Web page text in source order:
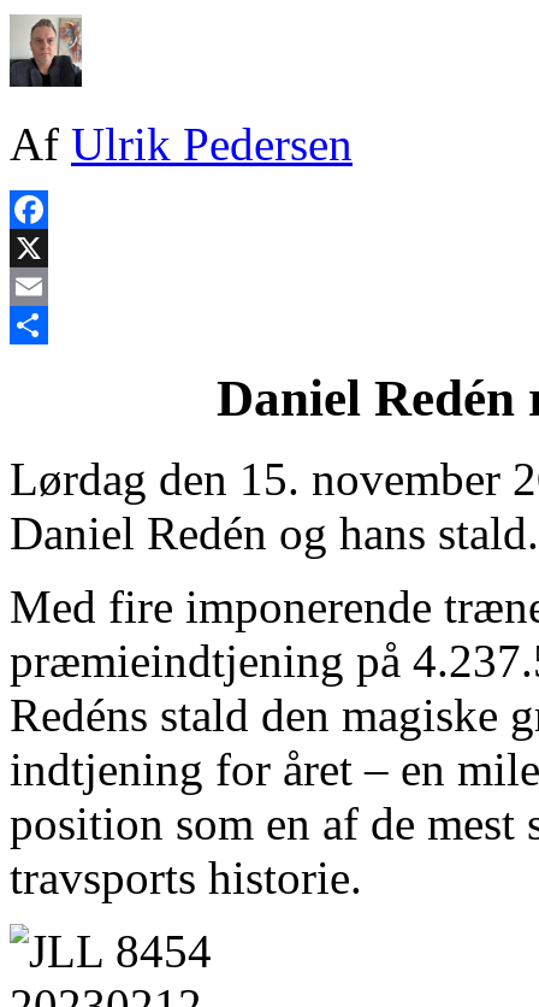
Af Ulrik Pedersen
Facebook
X
Email
Daniel
Lørdag den 15. november
Daniel Redén og hans stald.
Med fire imponerende
præmieindtjening på
Redéns stald den
indtjening for året – en
position som en af de mest
travsports historie.